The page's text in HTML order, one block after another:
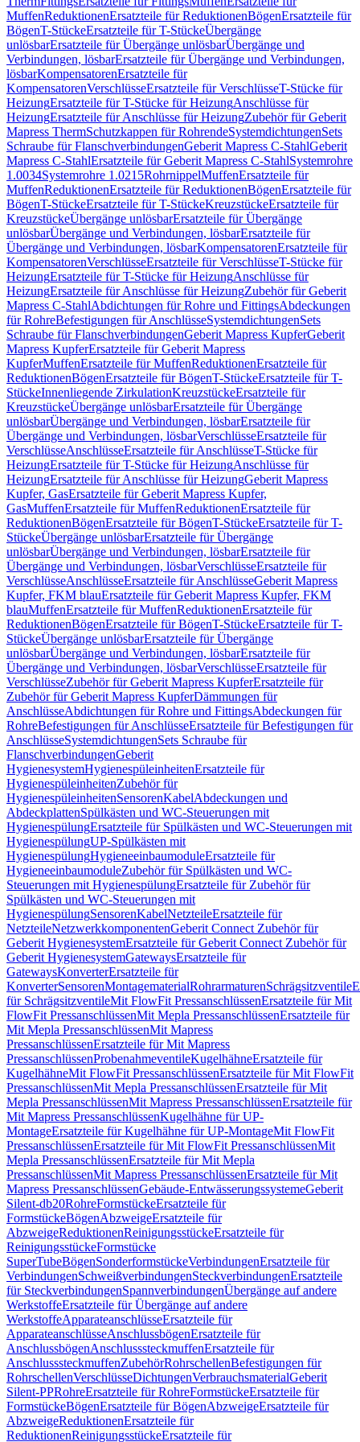
MuffenReduktionenErsatzteile für ReduktionenBögenErsatzteile für
BögenT-StückeErsatzteile für T-StückeÜbergänge
unlösbarErsatzteile für Übergänge unlösbarÜbergänge und
Verbindungen, lösbarErsatzteile für Übergänge und Verbindungen,
lösbarKompensatorenErsatzteile für
KompensatorenVerschlüsseErsatzteile für VerschlüsseT-Stücke für
HeizungErsatzteile für T-Stücke für HeizungAnschlüsse für
HeizungErsatzteile für Anschlüsse für HeizungZubehör für Geberit
Mapress ThermSchutzkappen für RohrendeSystemdichtungenSets
Schraube für FlanschverbindungenGeberit Mapress C-StahlGeberit
Mapress C-StahlErsatzteile für Geberit Mapress C-StahlSystemrohre
1.0034Systemrohre 1.0215RohrnippelMuffenErsatzteile für
MuffenReduktionenErsatzteile für ReduktionenBögenErsatzteile für
BögenT-StückeErsatzteile für T-StückeKreuzstückeErsatzteile für
KreuzstückeÜbergänge unlösbarErsatzteile für Übergänge
unlösbarÜbergänge und Verbindungen, lösbarErsatzteile für
Übergänge und Verbindungen, lösbarKompensatorenErsatzteile für
KompensatorenVerschlüsseErsatzteile für VerschlüsseT-Stücke für
HeizungErsatzteile für T-Stücke für HeizungAnschlüsse für
HeizungErsatzteile für Anschlüsse für HeizungZubehör für Geberit
Mapress C-StahlAbdichtungen für Rohre und FittingsAbdeckungen
für RohreBefestigungen für AnschlüsseSystemdichtungenSets
Schraube für FlanschverbindungenGeberit Mapress KupferGeberit
Mapress KupferErsatzteile für Geberit Mapress
KupferMuffenErsatzteile für MuffenReduktionenErsatzteile für
ReduktionenBögenErsatzteile für BögenT-StückeErsatzteile für T-
StückeInnenliegende ZirkulationKreuzstückeErsatzteile für
KreuzstückeÜbergänge unlösbarErsatzteile für Übergänge
unlösbarÜbergänge und Verbindungen, lösbarErsatzteile für
Übergänge und Verbindungen, lösbarVerschlüsseErsatzteile für
VerschlüsseAnschlüsseErsatzteile für AnschlüsseT-Stücke für
HeizungErsatzteile für T-Stücke für HeizungAnschlüsse für
HeizungErsatzteile für Anschlüsse für HeizungGeberit Mapress
Kupfer, GasErsatzteile für Geberit Mapress Kupfer,
GasMuffenErsatzteile für MuffenReduktionenErsatzteile für
ReduktionenBögenErsatzteile für BögenT-StückeErsatzteile für T-
StückeÜbergänge unlösbarErsatzteile für Übergänge
unlösbarÜbergänge und Verbindungen, lösbarErsatzteile für
Übergänge und Verbindungen, lösbarVerschlüsseErsatzteile für
VerschlüsseAnschlüsseErsatzteile für AnschlüsseGeberit Mapress
Kupfer, FKM blauErsatzteile für Geberit Mapress Kupfer, FKM
blauMuffenErsatzteile für MuffenReduktionenErsatzteile für
ReduktionenBögenErsatzteile für BögenT-StückeErsatzteile für T-
StückeÜbergänge unlösbarErsatzteile für Übergänge
unlösbarÜbergänge und Verbindungen, lösbarErsatzteile für
Übergänge und Verbindungen, lösbarVerschlüsseErsatzteile für
VerschlüsseZubehör für Geberit Mapress KupferErsatzteile für
Zubehör für Geberit Mapress KupferDämmungen für
AnschlüsseAbdichtungen für Rohre und FittingsAbdeckungen für
RohreBefestigungen für AnschlüsseErsatzteile für Befestigungen für
AnschlüsseSystemdichtungenSets Schraube für
FlanschverbindungenGeberit
HygienesystemHygienespüleinheitenErsatzteile für
HygienespüleinheitenZubehör für
HygienespüleinheitenSensorenKabelAbdeckungen und
AbdeckplattenSpülkästen und WC-Steuerungen mit
HygienespülungErsatzteile für Spülkästen und WC-Steuerungen mit
HygienespülungUP-Spülkästen mit
HygienespülungHygieneeinbaumoduleErsatzteile für
HygieneeinbaumoduleZubehör für Spülkästen und WC-
Steuerungen mit HygienespülungErsatzteile für Zubehör für
Spülkästen und WC-Steuerungen mit
HygienespülungSensorenKabelNetzteileErsatzteile für
NetzteileNetzwerkkomponentenGeberit Connect Zubehör für
Geberit HygienesystemErsatzteile für Geberit Connect Zubehör für
Geberit HygienesystemGatewaysErsatzteile für
GatewaysKonverterErsatzteile für
KonverterSensorenMontagematerialRohrarmaturenSchrägsitzventile
für SchrägsitzventileMit FlowFit PressanschlüssenErsatzteile für Mit
FlowFit PressanschlüssenMit Mepla PressanschlüssenErsatzteile für
Mit Mepla PressanschlüssenMit Mapress
PressanschlüssenErsatzteile für Mit Mapress
PressanschlüssenProbenahmeventileKugelhähneErsatzteile für
KugelhähneMit FlowFit PressanschlüssenErsatzteile für Mit FlowFit
PressanschlüssenMit Mepla PressanschlüssenErsatzteile für Mit
Mepla PressanschlüssenMit Mapress PressanschlüssenErsatzteile für
Mit Mapress PressanschlüssenKugelhähne für UP-
MontageErsatzteile für Kugelhähne für UP-MontageMit FlowFit
PressanschlüssenErsatzteile für Mit FlowFit PressanschlüssenMit
Mepla PressanschlüssenErsatzteile für Mit Mepla
PressanschlüssenMit Mapress PressanschlüssenErsatzteile für Mit
Mapress PressanschlüssenGebäude-EntwässerungssystemeGeberit
Silent-db20RohreFormstückeErsatzteile für
FormstückeBögenAbzweigeErsatzteile für
AbzweigeReduktionenReinigungsstückeErsatzteile für
ReinigungsstückeFormstücke
SuperTubeBögenSonderformstückeVerbindungenErsatzteile für
VerbindungenSchweißverbindungenSteckverbindungenErsatzteile
für SteckverbindungenSpannverbindungenÜbergänge auf andere
WerkstoffeErsatzteile für Übergänge auf andere
WerkstoffeApparateanschlüsseErsatzteile für
ApparateanschlüsseAnschlussbögenErsatzteile für
AnschlussbögenAnschlusssteckmuffenErsatzteile für
AnschlusssteckmuffenZubehörRohrschellenBefestigungen für
RohrschellenVerschlüsseDichtungenVerbrauchsmaterialGeberit
Silent-PPRohreErsatzteile für RohreFormstückeErsatzteile für
FormstückeBögenErsatzteile für BögenAbzweigeErsatzteile für
AbzweigeReduktionenErsatzteile für
ReduktionenReinigungsstückeErsatzteile für